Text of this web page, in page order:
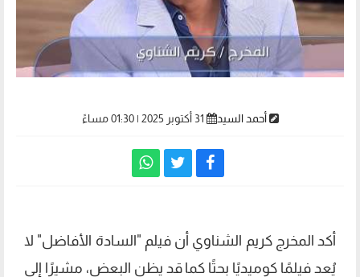
أحمد السيد
أكد المخرج كريم الشناوي أن فيلم "السادة الأفاضل" لا
يُعد فيلمًا كوميديًا بحتًا كما قد يظن البعض، مشيرًا إلى